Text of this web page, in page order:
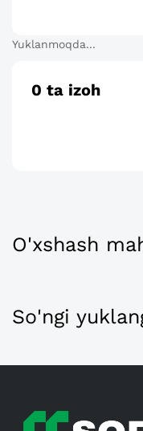
Yuklanmoqda...
0 ta izoh
O'xshash
So'ngi